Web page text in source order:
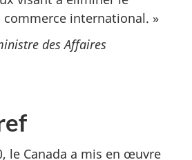
international. »
des Affaires
le Canada a mis en œuvre